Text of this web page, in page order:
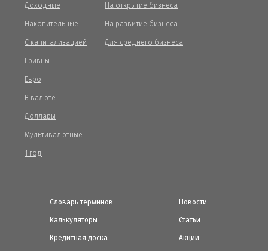
Доходные
Накопительные
С капитализацией
Гривны
Евро
В валюте
Доллары
Мультивалютные
1 год
На открытие бизнеса
На развитие бизнеса
Для среднего бизнеса
Словарь терминов
Калькуляторы
Кредитная доска
Новости
Статьи
Акции